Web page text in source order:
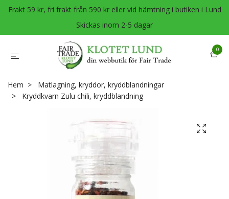
Frakt 59 kr, fri frakt från 590 kr eller vid hämtning i butiken i Lund
Skickas inom 2-5 dagar
0
Hem
Matlagning, kryddor, kryddblandningar
Kryddkvarn Zulu chili, kryddblandning